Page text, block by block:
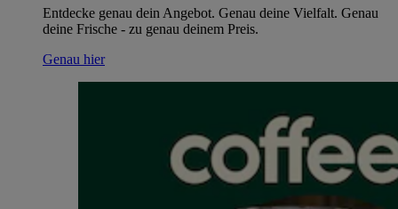
Entdecke genau dein Angebot. Genau deine Vielfalt. Genau
deine Frische - zu genau deinem Preis.
Genau hier